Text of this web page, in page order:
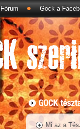
Fórum Gock a
Mi az a